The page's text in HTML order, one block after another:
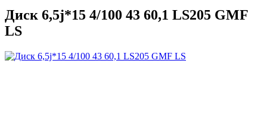
Диск 6,5j*15 4/100 43 60,1 LS205 GMF
LS